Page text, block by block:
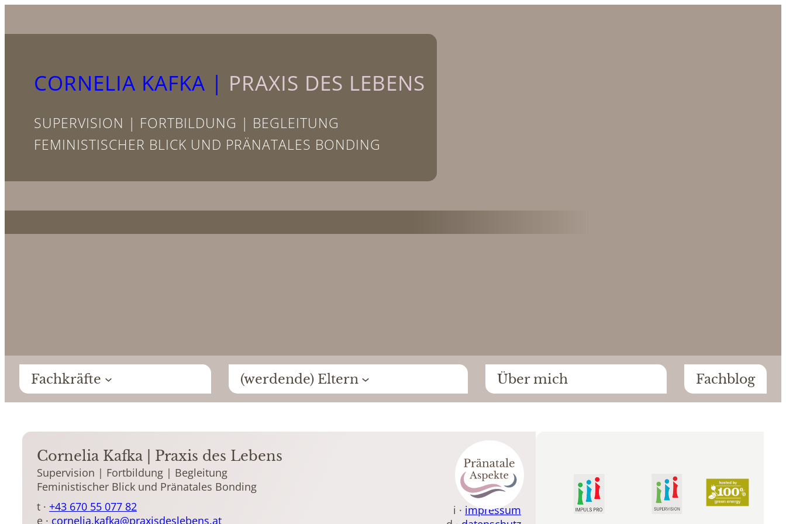
CORNELIA KAFKA | PRAXIS DES LEBENS
SUPERVISION | FORTBILDUNG | BEGLEITUNG
FEMINISTISCHER BLICK UND PRÄNATALES BONDING
Fachkräfte (werdende) Eltern Über mich Fachblog
Cornelia Kafka | Praxis des Lebens
Supervision | Fortbildung | Begleitung
Feministischer Blick und Pränatales Bonding
t · +43 670 55 077 82
e · cornelia.kafka@praxisdeslebens.at
i · impressum